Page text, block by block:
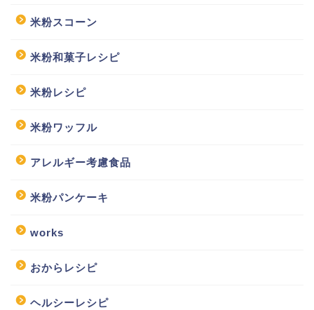
米粉スコーン
米粉和菓子レシピ
米粉レシピ
米粉ワッフル
アレルギー考慮食品
米粉パンケーキ
works
おからレシピ
ヘルシーレシピ